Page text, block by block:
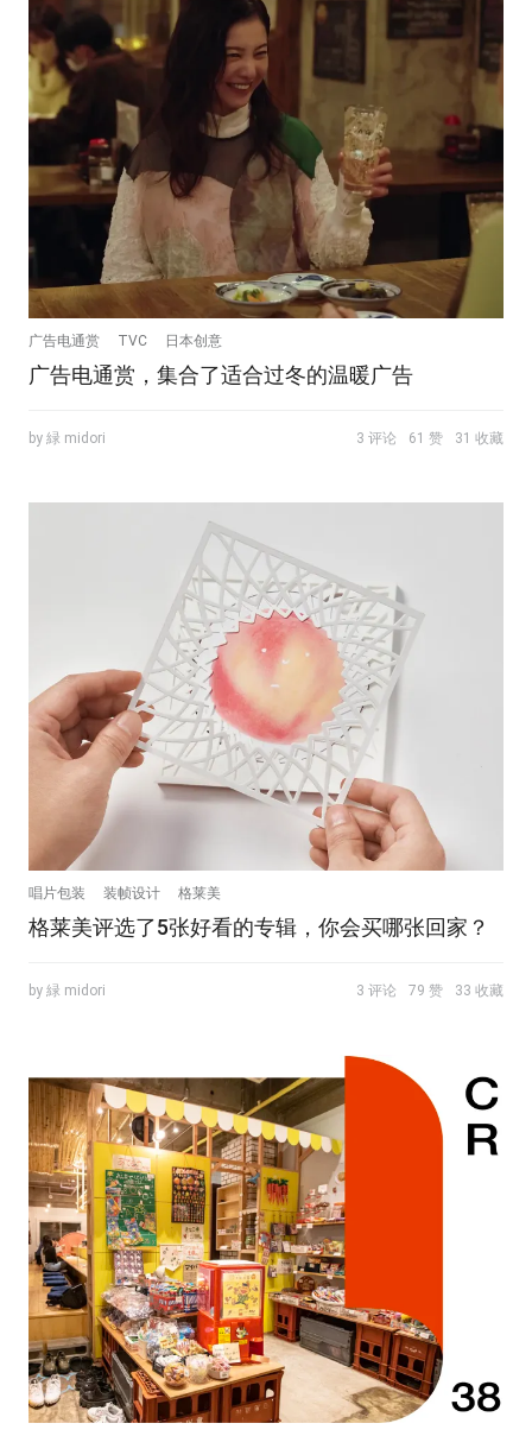
广告电通赏 TVC 日本创意
广告电通赏，集合了适合过冬的温暖广告
by 緑 midori 3 评论 61 赞 31 收藏
唱片包装 装帧设计 格莱美
格莱美评选了5张好看的专辑，你会买哪张回家？
by 緑 midori 3 评论 79 赞 33 收藏